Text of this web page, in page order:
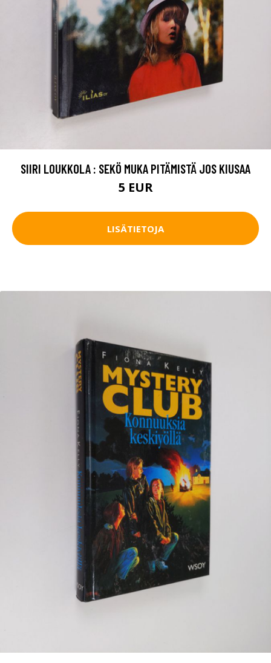
SIIRI LOUKKOLA : SEKÖ MUKA PITÄMISTÄ JOS KIUSAA
5 EUR
LISÄTIETOJA